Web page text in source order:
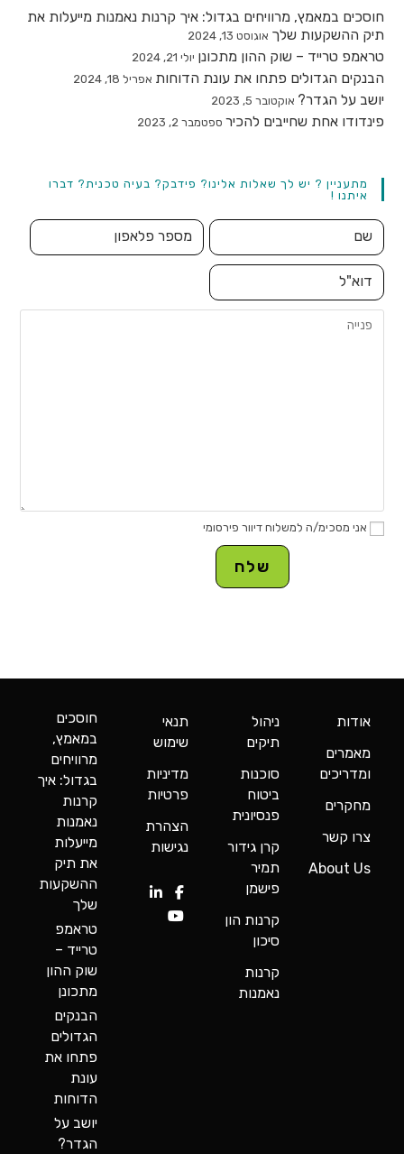
חוסכים במאמץ, מרוויחים בגדול: איך קרנות נאמנות מייעלות את
תיק ההשקעות שלך אוגוסט 13, 2024
טראמפ טרייד – שוק ההון מתכונן יולי 21, 2024
הבנקים הגדולים פתחו את עונת הדוחות אפריל 18, 2024
יושב על הגדר? אוקטובר 5, 2023
פינדודו אחת שחייבים להכיר ספטמבר 2, 2023
מתעניין ? יש לך שאלות אלינו? פידבק? בעיה טכנית? דברו
איתנו !
אני מסכימ/ה למשלוח דיוור פירסומי
אודות
מאמרים
ומדריכים
מחקרים
צרו קשר
About Us
ניהול
תיקים
סוכנות
ביטוח
פנסיונית
קרן גידור
תמיר
פישמן
קרנות הון
סיכון
קרנות
נאמנות
תנאי
שימוש
מדיניות
פרטיות
הצהרת
נגישות
חוסכים
במאמץ,
מרוויחים
בגדול: איך
קרנות
נאמנות
מייעלות
את תיק
ההשקעות
שלך
טראמפ
טרייד –
שוק ההון
מתכונן
הבנקים
הגדולים
פתחו את
עונת
הדוחות
יושב על
הגדר?